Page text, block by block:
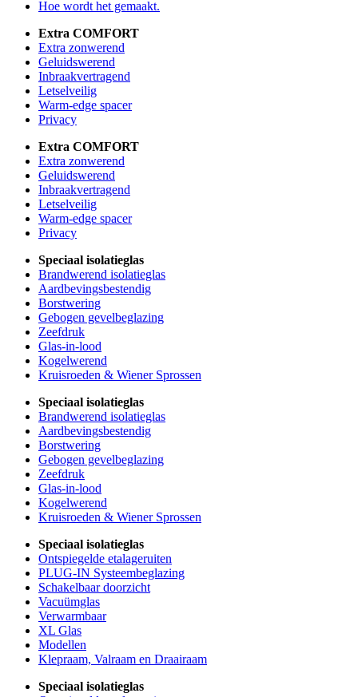
Hoe wordt het gemaakt.
Extra COMFORT
Extra zonwerend
Geluidswerend
Inbraakvertragend
Letselveilig
Warm-edge spacer
Privacy
Extra COMFORT
Extra zonwerend
Geluidswerend
Inbraakvertragend
Letselveilig
Warm-edge spacer
Privacy
Speciaal isolatieglas
Brandwerend isolatieglas
Aardbevingsbestendig
Borstwering
Gebogen gevelbeglazing
Zeefdruk
Glas-in-lood
Kogelwerend
Kruisroeden & Wiener Sprossen
Speciaal isolatieglas
Brandwerend isolatieglas
Aardbevingsbestendig
Borstwering
Gebogen gevelbeglazing
Zeefdruk
Glas-in-lood
Kogelwerend
Kruisroeden & Wiener Sprossen
Speciaal isolatieglas
Ontspiegelde etalageruiten
PLUG-IN Systeembeglazing
Schakelbaar doorzicht
Vacuümglas
Verwarmbaar
XL Glas
Modellen
Klepraam, Valraam en Draairaam
Speciaal isolatieglas